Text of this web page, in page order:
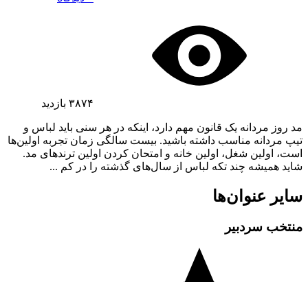
۳۸۷۴ بازدید
مد روز مردانه یک قانون مهم دارد، اینکه در هر سنی باید لباس و
تیپ مردانه مناسب داشته باشید. بیست سالگی زمان تجربه اولین‌ها
است، اولین شغل، اولین خانه و امتحان کردن اولین ترندهای مد.
شاید همیشه چند تکه لباس از سال‌های گذشته را در کم ...
سایر عنوان‌ها
منتخب سردبیر